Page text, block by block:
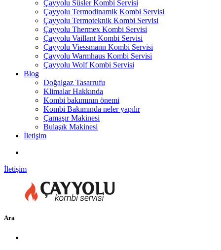
Çayyolu Süsler Kombi Servisi
Çayyolu Termodinamik Kombi Servisi
Çayyolu Termoteknik Kombi Servisi
Çayyolu Thermex Kombi Servisi
Çayyolu Vaillant Kombi Servisi
Çayyolu Viessmann Kombi Servisi
Çayyolu Warmhaus Kombi Servisi
Çayyolu Wolf Kombi Servisi
Blog
Doğalgaz Tasarrufu
Klimalar Hakkında
Kombi bakımının önemi
Kombi Bakımında neler yapılır
Çamaşır Makinesi
Bulaşık Makinesi
İletişim
İletişim
Ara